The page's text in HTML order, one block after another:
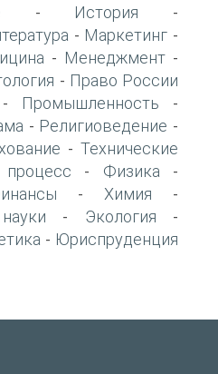
- История -
- Маркетинг -
- Менеджмент -
- Право России
Промышленность -
- Религиоведение -
- Технические
- Физика -
- Химия -
- Экология -
- Юриспруденция